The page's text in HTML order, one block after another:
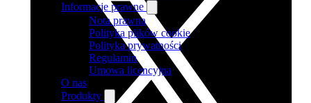
Informacje prawne
Nota prawna
Polityka plików cookie
Polityka prywatności
Regulamin
Umowa licencyjna
O nas
Produkty